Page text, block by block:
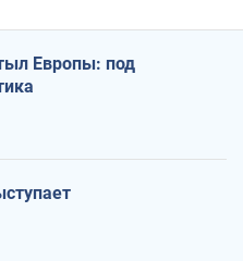
Европы: под